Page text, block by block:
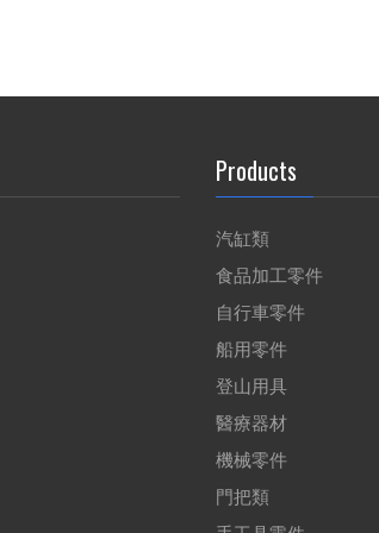
Products
汽缸類
食品加工零件
自行車零件
船用零件
登山用具
醫療器材
機械零件
門把類